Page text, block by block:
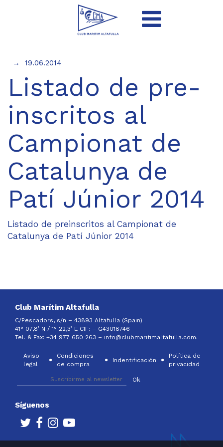
19.06.2014
Listado de pre-
inscritos al
Campionat de
Catalunya de
Patí Júnior 2014
Listado de preinscritos al Campionat de
Catalunya de Patí Júnior 2014
Club Marítim Altafulla
C/Pescadors, s/n – 43893 Altafulla (Spain)
41° 07,8’ N / 1° 22,3’ E CIF: – G43018746
Tel. & Fax: +34 977 650 263 – info@clubmaritimaltafulla.com.
Aviso
legal
Condiciones
de compra
Indentificación
Política de
privacidad
Síguenos